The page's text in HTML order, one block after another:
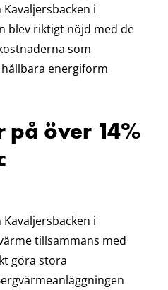
i
blev riktigt nöjd med de
som
energiform
på över 14%
i
tillsammans med
göra stora